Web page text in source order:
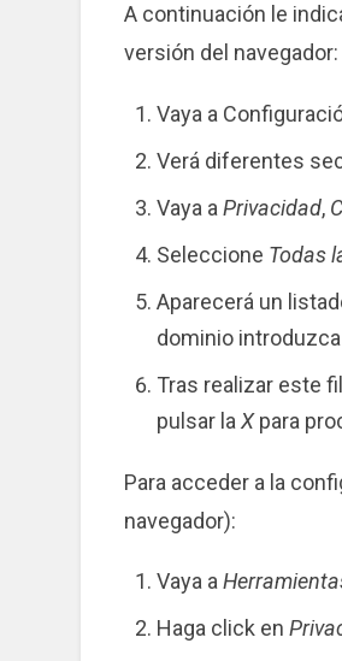
A continuación le
versión del navegador:
Vaya a
Verá diferentes
Vaya aPrivacidad,
Seleccione Todas
Aparecerá un
dominio
Tras realizar este
pulsar laXpara
Para acceder a la
navegador):
Vaya a
Haga click en